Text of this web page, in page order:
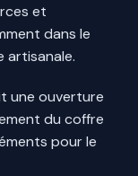
et
dans le
artisanale.
une ouverture
du coffre
pour le